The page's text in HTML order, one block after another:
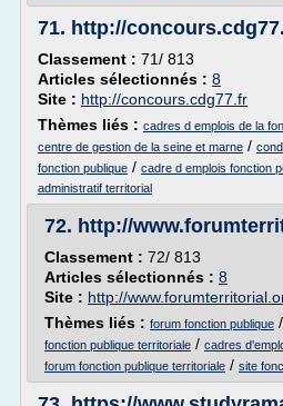
71. http://
Classement : 71/ 813
Articles sélectionnés : 8
Site : http://concours.cdg77.fr
Thèmes liés : cadres d emplois de la
centre de gestion de la seine et marne /
fonction publique / cadre d emplois fonction
administratif territorial
72. http://
Classement : 72/ 813
Articles sélectionnés : 8
Site : http://
Thèmes liés : forum fonction publique /
fonction publique territoriale / cadres
forum fonction publique territoriale / site